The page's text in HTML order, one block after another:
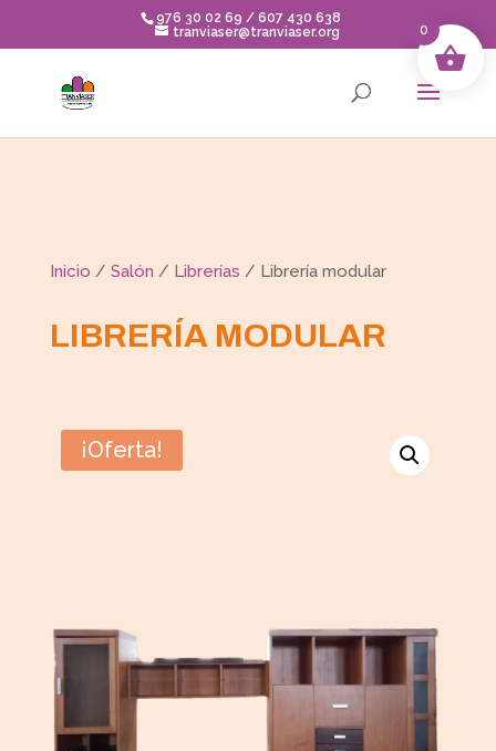
content
976 30 02 69 / 607 430 638
tranviaser@tranviaser.org
Inicio / Salón / Librerías / Librería modular
LIBRERÍA MODULAR
¡Oferta!
0